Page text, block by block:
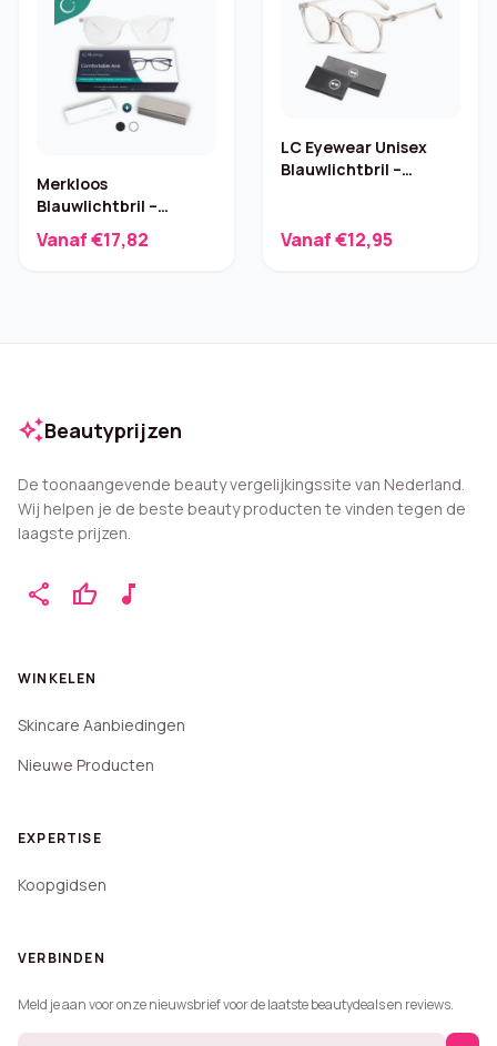
Merkloos
Blauwlichtbril –
Computerbril Zonder
Sterkte
Vanaf €17,82
LC Eyewear Unisex
Blauwlichtbril –
Vanaf €12,95
auto_awesomeBeautyprijzen
De toonaangevende beauty vergelijkingssite van Nederland.
Wij helpen je de beste beauty producten te vinden tegen de
laagste prijzen.
share thumb_up music_note
WINKELEN
Skincare Aanbiedingen
Nieuwe Producten
EXPERTISE
Koopgidsen
VERBINDEN
Meld je aan voor onze nieuwsbrief voor de laatste beautydeals en reviews.